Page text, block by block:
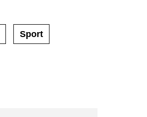
Sport